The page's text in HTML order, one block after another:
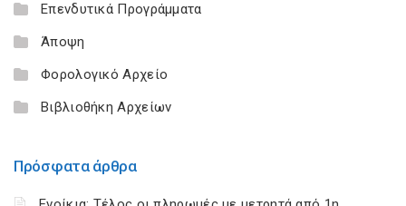
Επενδυτικά Προγράμματα
Άποψη
Φορολογικό Αρχείο
Βιβλιοθήκη Αρχείων
Πρόσφατα άρθρα